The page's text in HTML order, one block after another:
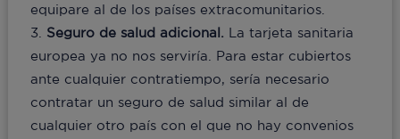
equipare al de los países extracomunitarios.
Seguro de salud adicional. La tarjeta sanitaria
europea ya no nos serviría. Para estar cubiertos
ante cualquier contratiempo, sería necesario
contratar un seguro de salud similar al de
cualquier otro país con el que no hay convenios